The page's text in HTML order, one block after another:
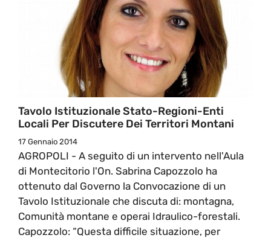
Tavolo Istituzionale Stato-Regioni-Enti
Locali Per Discutere Dei Territori Montani
17 Gennaio 2014
AGROPOLI - A seguito di un intervento nell'Aula
di Montecitorio l'On. Sabrina Capozzolo ha
ottenuto dal Governo la Convocazione di un
Tavolo Istituzionale che discuta di: montagna,
Comunità montane e operai Idraulico-forestali.
Capozzolo: “Questa difficile situazione, per